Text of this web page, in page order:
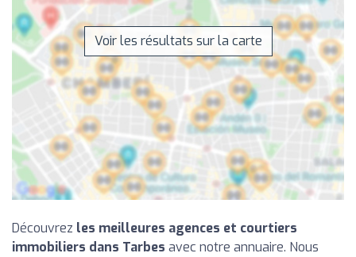
Voir les résultats sur la carte
Découvrez les meilleures agences et courtiers
immobiliers dans Tarbes avec notre annuaire. Nous